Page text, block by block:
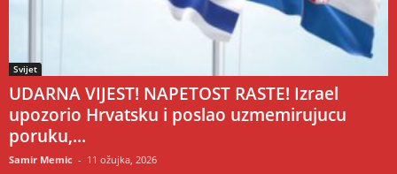
Svijet
UDARNA VIJEST! NAPETOST RASTE! Izrael
upozorio Hrvatsku i poslao uzmemirujucu
poruku,...
Samir Memic - 11 ožujka, 2026